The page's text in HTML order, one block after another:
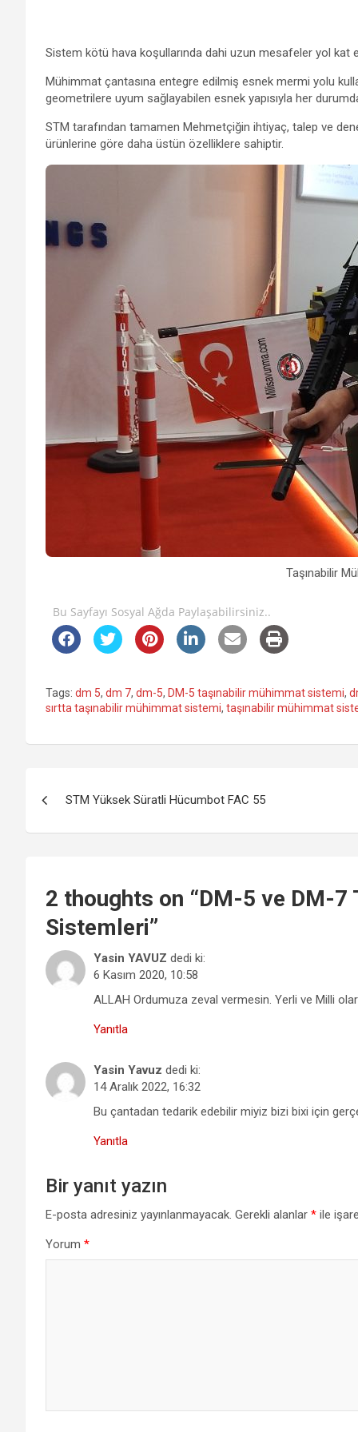
Sistem kötü hava koşullarında dahi uzun mesafeler yol kat
Mühimmat çantasına entegre edilmiş esnek mermi yolu
geometrilere uyum sağlayabilen esnek yapısıyla her
STM tarafından tamamen Mehmetçiğin ihtiyaç, talep ve
ürünlerine göre daha üstün özelliklere sahiptir.
Taşınabilir
Bu Sayfayı Sosyal Ağda Paylaşabilirsiniz..
Tags: dm 5, dm 7, dm-5, DM-5 taşınabilir mühimmat sistemi,
sırtta taşınabilir mühimmat sistemi, taşınabilir mühimmat
STM Yüksek Süratli Hücumbot FAC 55
2 thoughts on “DM-5 ve DM-7
Sistemleri”
Yasin YAVUZ dedi ki:
6 Kasım 2020, 10:58
ALLAH Ordumuza zeval vermesin. Yerli ve Milli
Yanıtla
Yasin Yavuz dedi ki:
14 Aralık 2022, 16:32
Bu çantadan tedarik edebilir miyiz bizi bixi için
Yanıtla
Bir yanıt yazın
E-posta adresiniz yayınlanmayacak. Gerekli alanlar * ile
Yorum *